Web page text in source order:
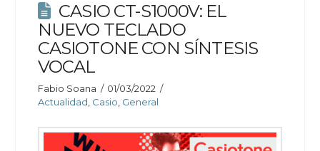
CASIO CT-S1000V: EL
NUEVO TECLADO
CASIOTONE CON SÍNTESIS
VOCAL
Fabio Soana
01/03/2022
Actualidad Casio General